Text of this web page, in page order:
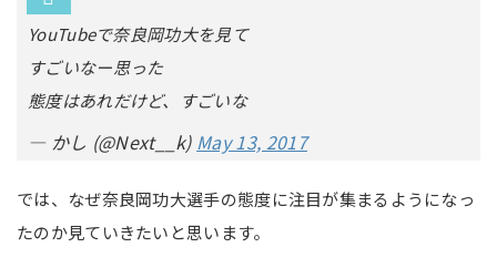
YouTubeで奈良岡功大を見て
すごいなー思った
態度はあれだけど、すごいな
— かし (@Next__k) May 13, 2017
では、なぜ奈良岡功大選手の態度に注目が集まるようになっ
たのか見ていきたいと思います。